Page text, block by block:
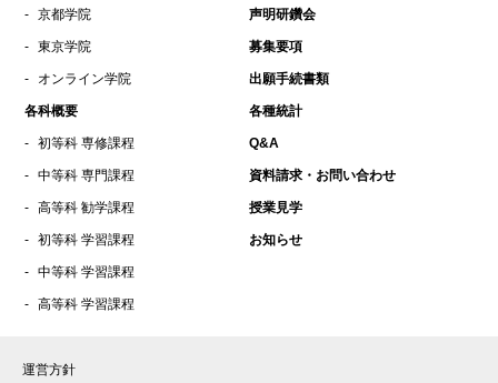
京都学院
東京学院
オンライン学院
各科概要
初等科 専修課程
中等科 専門課程
高等科 勧学課程
初等科 学習課程
中等科 学習課程
高等科 学習課程
声明研鑽会
募集要項
出願手続書類
各種統計
Q&A
資料請求・お問い合わせ
授業見学
お知らせ
運営方針